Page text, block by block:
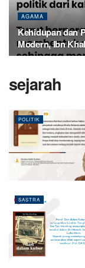
AGAMA
Kehidupan dan
Modern, Ibn
sejarah
POLITIK
SASTRA